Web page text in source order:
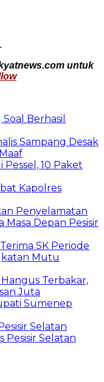
untuk
Berhasil
Sampang Desak
10 Paket
Kapolres
Penyelamatan
Depan Pesisir
SK Periode
Mutu
Terbakar,
Juta
Sumenep
Selatan
Pesisir Selatan